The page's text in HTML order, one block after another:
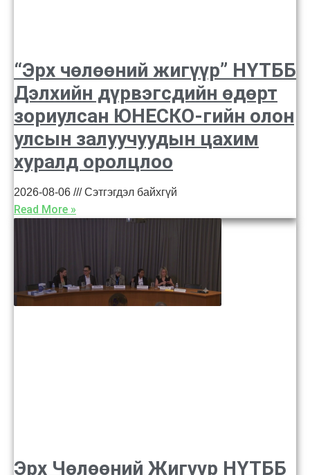
“Эрх чөлөөний жигүүр” НҮТББ
Дэлхийн дүрвэгсдийн өдөрт
зориулсан ЮНЕСКО-гийн олон
улсын залуучуудын цахим
хуралд оролцлоо
2026-08-06 Сэтгэгдэл байхгүй
Read More »
Эрх Чөлөөний Жигүүр НҮТББ